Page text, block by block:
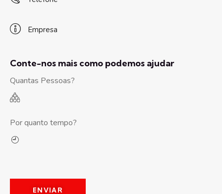
Conte-nos mais como podemos ajudar
Quantas Pessoas?
Por quanto tempo?